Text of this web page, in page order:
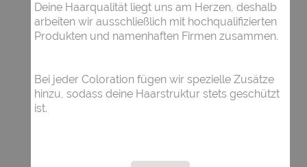
Deine Haarqualität liegt uns am Herzen, deshalb
arbeiten wir ausschließlich mit hochqualifizierten
Produkten und namenhaften Firmen zusammen.
Bei jeder Coloration fügen wir spezielle Zusätze
hinzu, sodass deine Haarstruktur stets geschützt
ist.